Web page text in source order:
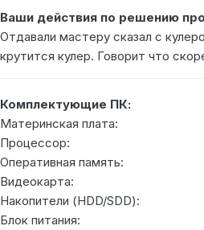
Ваши действия по решению
Отдавали мастеру сказал с
крутится кулер. Говорит что
Комплектующие ПК:
Материнская плата:
Процессор:
Оперативная память:
Видеокарта:
Накопители (HDD/SDD):
Блок питания: